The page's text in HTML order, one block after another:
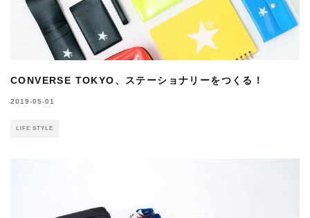
CONVERSE TOKYO、ステーショナリーをつくる！
2019-05-01
LIFE STYLE